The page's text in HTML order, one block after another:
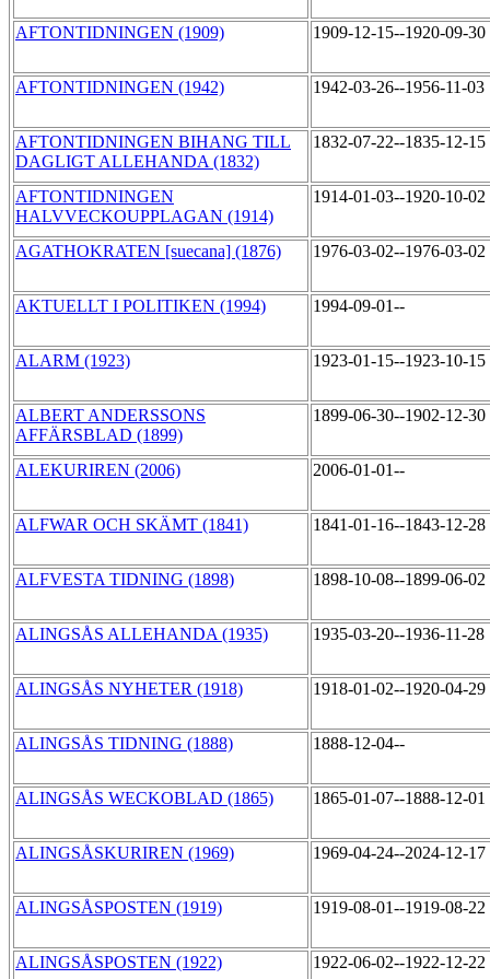
AFTONTIDNINGEN (1909) 1909-12-15--1920-09-30
AFTONTIDNINGEN (1942) 1942-03-26--1956-11-03
AFTONTIDNINGEN BIHANG TILL
DAGLIGT ALLEHANDA (1832)
1832-07-22--1835-12-15
AFTONTIDNINGEN
HALVVECKOUPPLAGAN (1914)
1914-01-03--1920-10-02
AGATHOKRATEN [suecana] (1876) 1976-03-02--1976-03-02
AKTUELLT I POLITIKEN (1994) 1994-09-01--
ALARM (1923) 1923-01-15--1923-10-15
ALBERT ANDERSSONS
AFFÄRSBLAD (1899)
1899-06-30--1902-12-30
ALEKURIREN (2006) 2006-01-01--
ALFWAR OCH SKÄMT (1841) 1841-01-16--1843-12-28
ALFVESTA TIDNING (1898) 1898-10-08--1899-06-02
ALINGSÅS ALLEHANDA (1935) 1935-03-20--1936-11-28
ALINGSÅS NYHETER (1918) 1918-01-02--1920-04-29
ALINGSÅS TIDNING (1888) 1888-12-04--
ALINGSÅS WECKOBLAD (1865) 1865-01-07--1888-12-01
ALINGSÅSKURIREN (1969) 1969-04-24--2024-12-17
ALINGSÅSPOSTEN (1919) 1919-08-01--1919-08-22
ALINGSÅSPOSTEN (1922) 1922-06-02--1922-12-22